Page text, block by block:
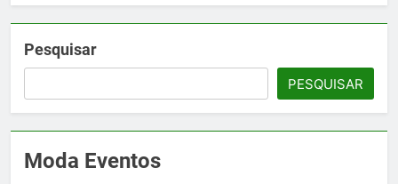
Pesquisar
PESQUISAR
Moda Eventos